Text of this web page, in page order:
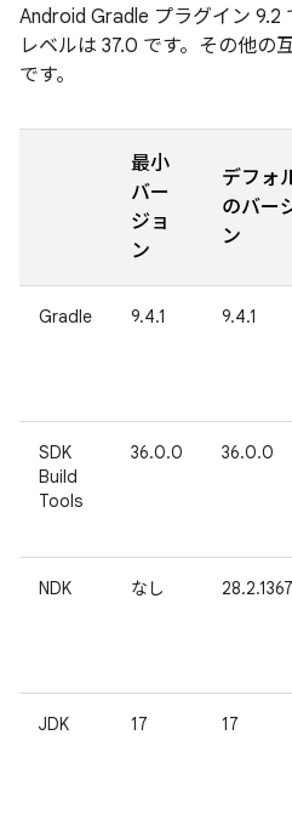
Android Gradle プラグイン 9.2
レベルは 37.0 です。その他の
です。
最小
バー
ジョ
ン
デフォ
のバー
ン
Gradle 9.4.1 9.4.1
SDK
Build
Tools
36.0.0 36.0.0
NDK なし
JDK 17 17